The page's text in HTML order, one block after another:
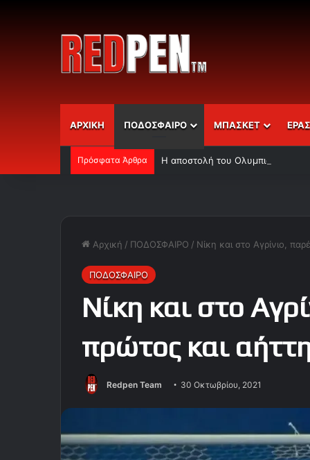
ΑΡΧΙΚΗ ΠΟΔΟΣΦΑΙΡΟ ΜΠΑΣΚΕΤ
Πρόσφατα Άρθρα Η αποστολή του Ολυμπιακού
Αρχική / ΠΟΔΟΣΦΑΙΡΟ / Νίκη και στο Αγρίνιο,
ΠΟΔΟΣΦΑΙΡΟ
Νίκη και στο
πρώτος και
Redpen Team 30 Οκτωβρίου, 2021